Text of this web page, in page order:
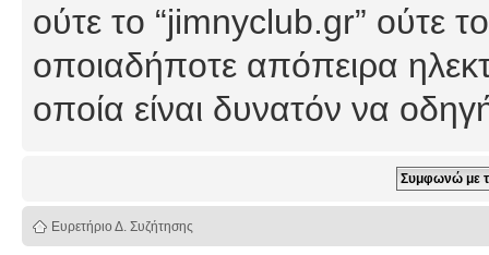
ούτε το “jimnyclub.gr” ούτε
οποιαδήποτε απόπειρα
οποία είναι δυνατόν να
Ευρετήριο Δ. Συζήτησης